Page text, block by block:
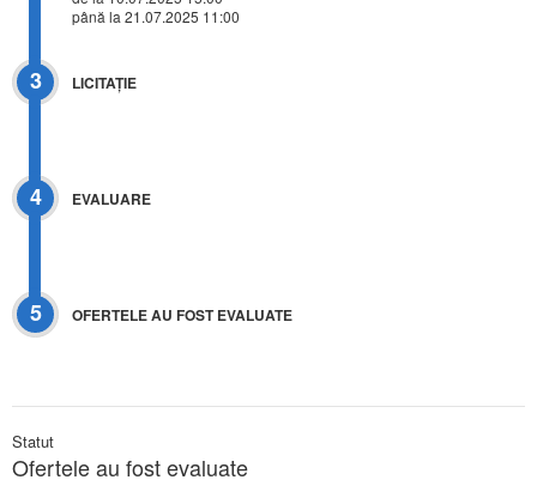
până la 21.07.2025 11:00
3 LICITAŢIE
4 EVALUARE
5 OFERTELE AU FOST EVALUATE
Statut
Ofertele au fost evaluate